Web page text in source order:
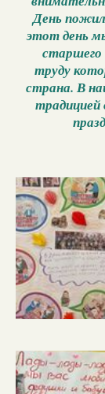
День
этот день
старшего
труду
страна. В
традицией